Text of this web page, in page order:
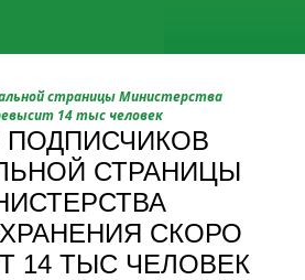
страницы Министерства
14 тыс человек
ПОДПИСЧИКОВ
СТРАНИЦЫ
СКОРО
14 ТЫС ЧЕЛОВЕК